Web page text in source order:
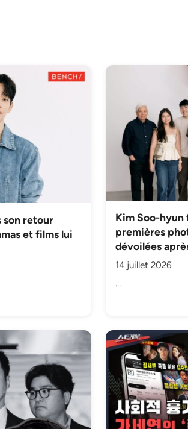
son retour
et films lui
Kim Soo-hyun
premières
dévoilées
14 juillet 2026
…